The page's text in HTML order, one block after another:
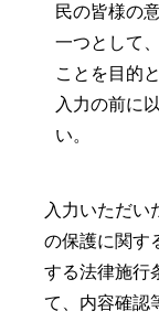
民の皆様の
一つとして
ことを目的
入力の前に
い。
入力いただい
の保護に関す
する法律施行
て、内容確認